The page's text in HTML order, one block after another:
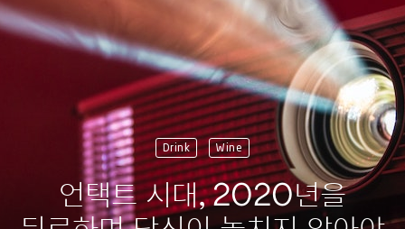
Drink Wine
언택트 시대, 2020년을